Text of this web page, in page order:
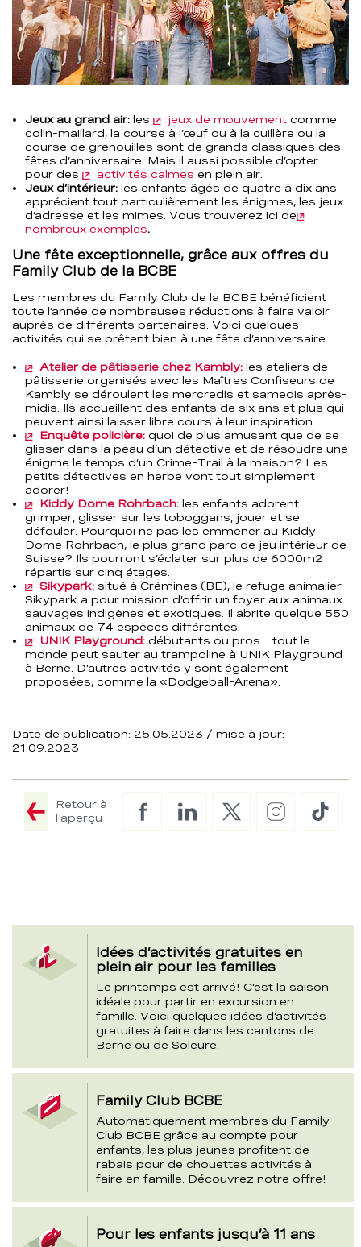
Jeux au grand air: les jeux de mouvement comme
colin-maillard, la course à l’œuf ou à la cuillère ou la
course de grenouilles sont de grands classiques des
fêtes d’anniversaire. Mais il aussi possible d’opter
pour des
activités calmes en plein air.
Jeux d’intérieur: les enfants âgés de quatre à dix ans
apprécient tout particulièrement les énigmes, les jeux
d’adresse et les mimes. Vous trouverez ici de
nombreux exemples.
Une fête exceptionnelle, grâce aux offres du
Family Club de la BCBE
Les membres du Family Club de la BCBE bénéficient
toute l’année de nombreuses réductions à faire valoir
auprès de différents partenaires. Voici quelques
activités qui se prêtent bien à une fête d’anniversaire.
Atelier de pâtisserie chez Kambly: les ateliers de
pâtisserie organisés avec les Maîtres Confiseurs de
Kambly se déroulent les mercredis et samedis après-
midis. Ils accueillent des enfants de six ans et plus qui
peuvent ainsi laisser libre cours à leur inspiration.
Enquête policière: quoi de plus amusant que de se
glisser dans la peau d’un détective et de résoudre une
énigme le temps d’un Crime-Trail à la maison? Les
petits détectives en herbe vont tout simplement
adorer!
Kiddy Dome Rohrbach: les enfants adorent
grimper, glisser sur les toboggans, jouer et se
défouler. Pourquoi ne pas les emmener au Kiddy
Dome Rohrbach, le plus grand parc de jeu intérieur de
Suisse? Ils pourront s’éclater sur plus de 6000m2
répartis sur cinq étages.
Sikypark: situé à Crémines (BE), le refuge animalier
Sikypark a pour mission d’offrir un foyer aux animaux
sauvages indigènes et exotiques. Il abrite quelque 550
animaux de 74 espèces différentes.
UNIK Playground: débutants ou pros… tout le
monde peut sauter au trampoline à UNIK Playground
à Berne. D’autres activités y sont également
proposées, comme la «Dodgeball-Arena».
Date de publication: 25.05.2023 / mise à jour:
21.09.2023
Retour à
l'aperçu
FacebookLinkedInTwitterInstagram
section
de
cartes
Idées d’activités gratuites en
plein air pour les familles
Le printemps est arrivé! C’est la saison
idéale pour partir en excursion en
famille. Voici quelques idées d’activités
gratuites à faire dans les cantons de
Berne ou de Soleure.
Family Club BCBE
Automatiquement membres du Family
Club BCBE grâce au compte pour
enfants, les plus jeunes profitent de
rabais pour de chouettes activités à
faire en famille. Découvrez notre offre!
Pour les enfants jusqu’à 11 ans